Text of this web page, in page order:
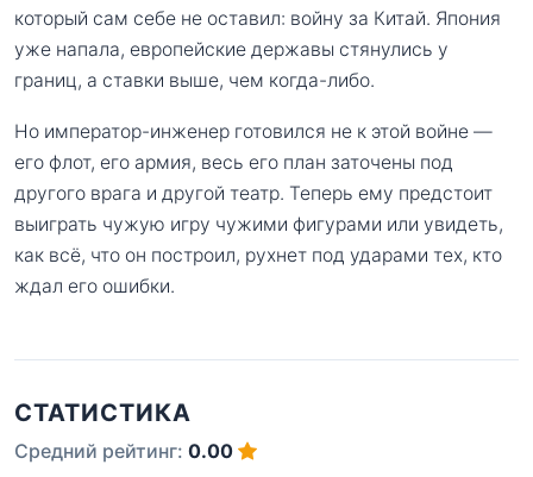
который сам себе не оставил: войну за Китай. Япония
уже напала, европейские державы стянулись у
границ, а ставки выше, чем когда-либо.
Но император-инженер готовился не к этой войне —
его флот, его армия, весь его план заточены под
другого врага и другой театр. Теперь ему предстоит
выиграть чужую игру чужими фигурами или увидеть,
как всё, что он построил, рухнет под ударами тех, кто
ждал его ошибки.
СТАТИСТИКА
Средний рейтинг: 0.00